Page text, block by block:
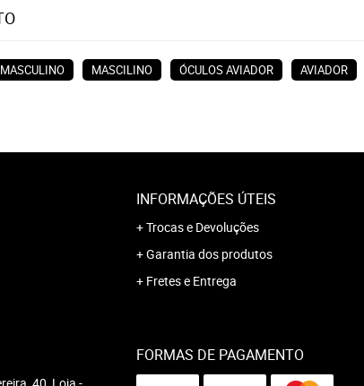
MASCILINO ÓCULOS AVIADOR AVIADOR
INFORMAÇÕES ÚTEIS
Trocas e Devoluções
Garantia dos produtos
Fretes e Entrega
FORMAS DE PAGAMENTO